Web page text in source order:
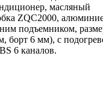
масляный
ZQC2000,
подъемником,
борт 6 мм), с
6 каналов.